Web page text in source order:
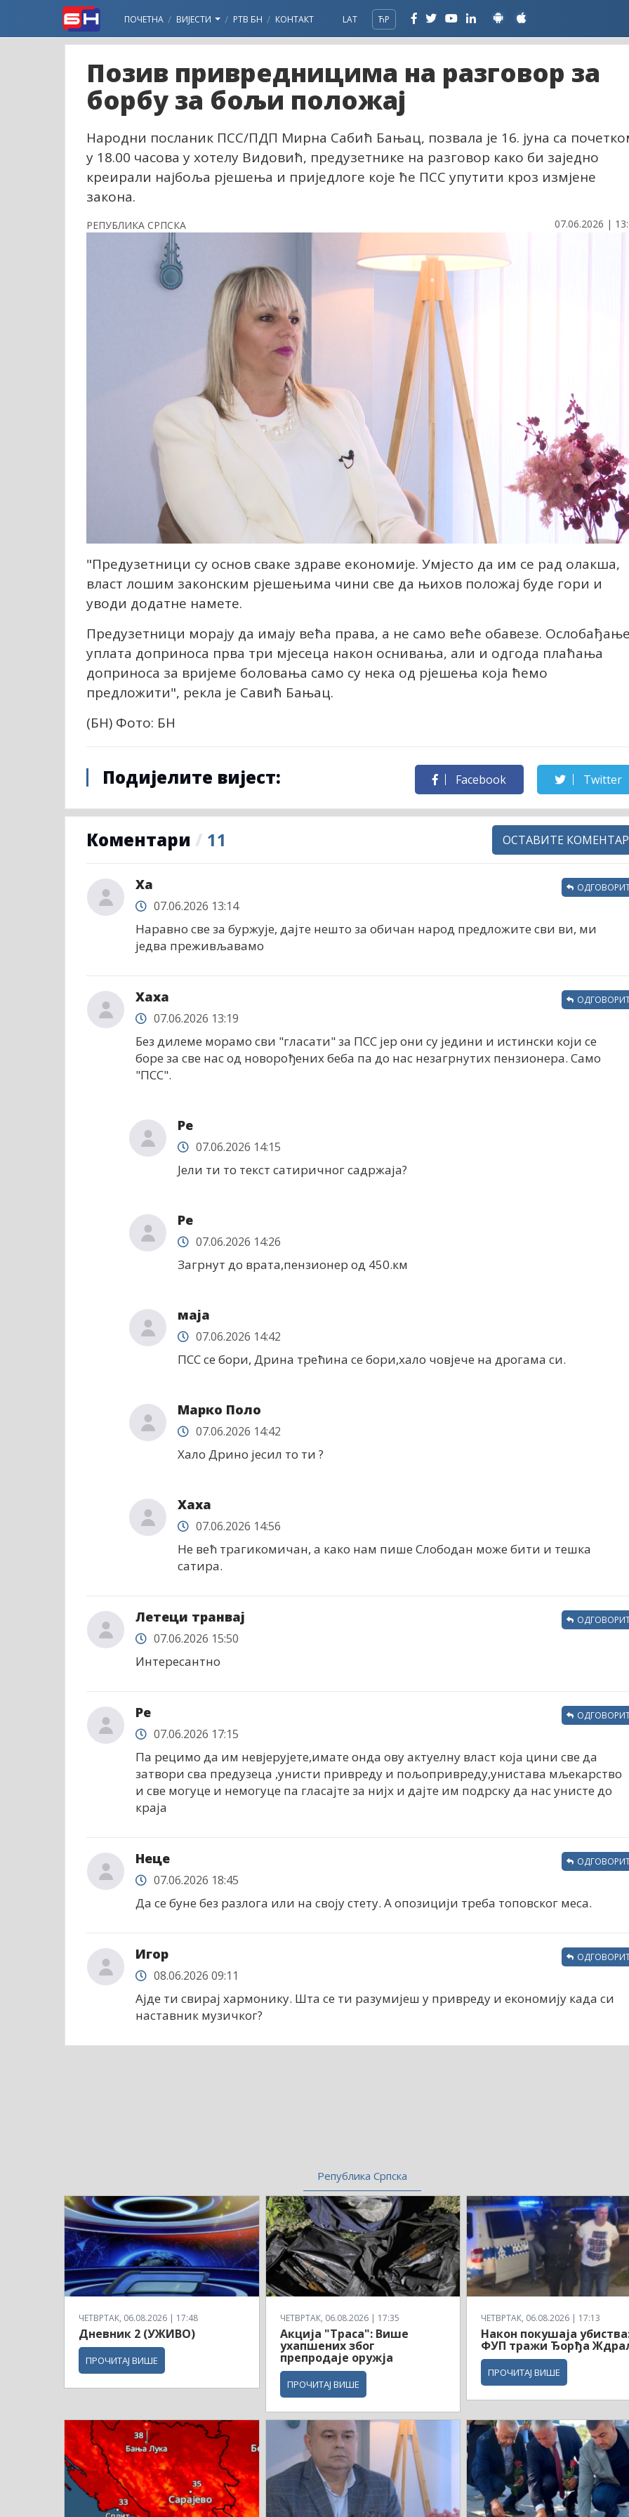
ПОЧЕТНА ВИЈЕСТИ РТВ БН КОНТАКТ LAT ЋР
Позив привредницима на разговор за
борбу за бољи положај
Народни посланик ПСС/ПДП Мирна Сабић Бањац, позвала је 16. јуна са
у 18.00 часова у хотелу Видовић, предузетнике на разговор како би заједно
креирали најбоља рјешења и приједлоге које ће ПСС упутити кроз измјене
закона.
РЕПУБЛИКА СРПСКА 07.06.2026 |
"Предузетници су основ сваке здраве економије. Умјесто да им се рад олакша,
власт лошим законским рјешењима чини све да њихов положај буде гори и
уводи додатне намете.
Предузетници морају да имају већа права, а не само веће обавезе.
уплата доприноса прва три мјесеца након оснивања, али и одгода плаћања
доприноса за вријеме боловања само су нека од рјешења која ћемо
предложити", рекла је Савић Бањац.
(БН) Фото: БН
Подијелите вијест: Facebook Twitter
Коментари / 11 ОСТАВИТЕ КОМЕНТАР
Ха
07.06.2026 13:14
Наравно све за буржује, дајте нешто за обичан народ предложите сви ви, ми
једва преживљавамо
Хаха
07.06.2026 13:19
Без дилеме морамо сви "гласати" за ПСС јер они су једини и истински који се
боре за све нас од новорођених беба па до нас незагрнутих пензионера. Само
"ПСС".
Ре
07.06.2026 14:15
Јели ти то текст сатиричног садржаја?
Ре
07.06.2026 14:26
Загрнут до врата,пензионер од 450.км
маја
07.06.2026 14:42
ПСС се бори, Дрина трећина се бори,хало човјече на дрогама си.
Марко Поло
07.06.2026 14:42
Хало Дрино јесил то ти ?
Хаха
07.06.2026 14:56
Не већ трагикомичан, а како нам пише Слободан може бити и тешка
сатира.
Летеци транвај
07.06.2026 15:50
Интересантно
Ре
07.06.2026 17:15
Па рецимо да им невјерујете,имате онда ову актуелну власт која цини све да
затвори сва предузеца ,унисти привреду и пољопривреду,унистава мљекарство
и све могуце и немогуце па гласајте за нијх и дајте им подрску да нас унисте до
краја
Неце
07.06.2026 18:45
Да се буне без разлога или на своју стету. А опозицији треба топовског меса.
Игор
08.06.2026 09:11
Ајде ти свирај хармонику. Шта се ти разумијеш у привреду и економију када си
наставник музичког?
Република Српска
ЧЕТВРТАК, 06.08.2026 | 17:48
Дневник 2 (УЖИВО)
ПРОЧИТАЈ ВИШЕ
ЧЕТВРТАК, 06.08.2026 | 17:35
Акција "Траса": Више
ухапшених због
препродаје оружја
ПРОЧИТАЈ ВИШЕ
ЧЕТВРТАК, 06.08.2026 | 17:13
Након покушаја
ФУП тражи Ђорђа
ПРОЧИТАЈ ВИШЕ